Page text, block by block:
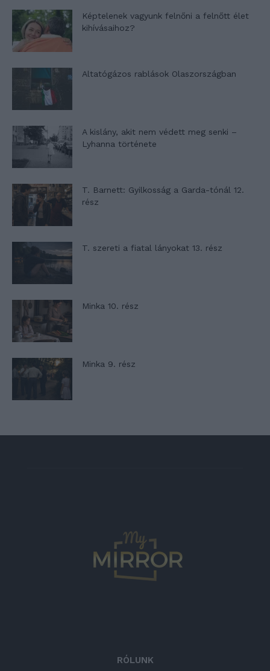
Képtelenek vagyunk felnőni a felnőtt élet
kihívásaihoz?
Altatógázos rablások Olaszországban
A kislány, akit nem védett meg senki –
Lyhanna története
T. Barnett: Gyilkosság a Garda-tónál 12.
rész
T. szereti a fiatal lányokat 13. rész
Minka 10. rész
Minka 9. rész
RÓLUNK